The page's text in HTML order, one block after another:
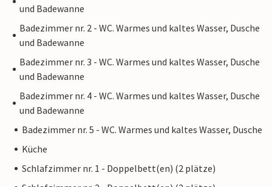
und Badewanne
Badezimmer nr. 2 - WC. Warmes und kaltes Wasser, Dusche
und Badewanne
Badezimmer nr. 3 - WC. Warmes und kaltes Wasser, Dusche
und Badewanne
Badezimmer nr. 4 - WC. Warmes und kaltes Wasser, Dusche
und Badewanne
Badezimmer nr. 5 - WC. Warmes und kaltes Wasser, Dusche
Küche
Schlafzimmer nr. 1 - Doppelbett(en) (2 plätze)